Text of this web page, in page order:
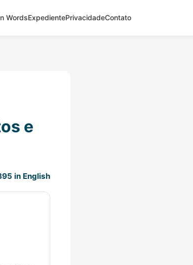
WordsExpedientePrivacidadeContato
e
in English